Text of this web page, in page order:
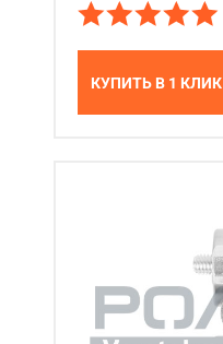
КУПИТЬ В 1 КЛИК